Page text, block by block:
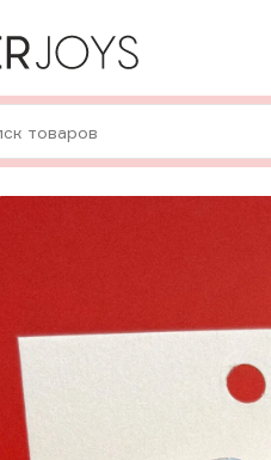
Брошки и значки Деревянные